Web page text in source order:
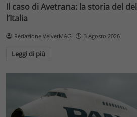
Il caso di Avetrana: la storia del
l’Italia
Redazione VelvetMAG 3 Agosto 2026
Leggi di più